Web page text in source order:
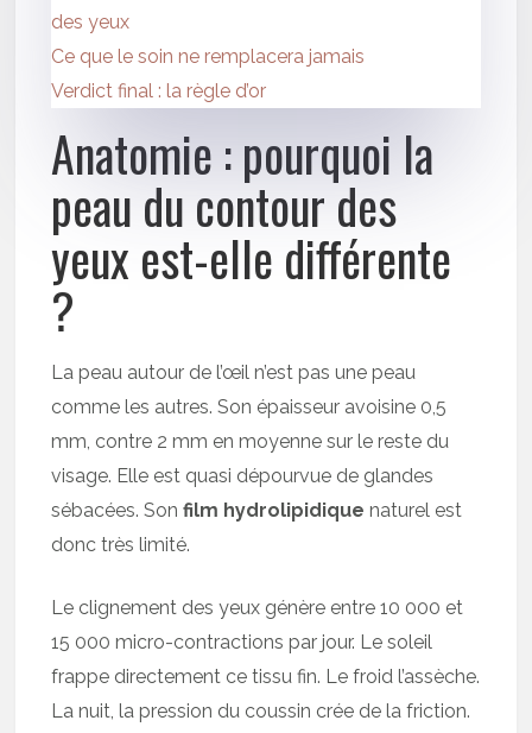
des yeux
Ce que le soin ne remplacera jamais
Verdict final : la règle d’or
Anatomie : pourquoi la
peau du contour des
yeux est-elle différente
?
La peau autour de l’œil n’est pas une peau
comme les autres. Son épaisseur avoisine 0,5
mm, contre 2 mm en moyenne sur le reste du
visage. Elle est quasi dépourvue de glandes
sébacées. Sonfilm hydrolipidique naturel est
donc très limité.
Le clignement des yeux génère entre 10 000 et
15 000 micro-contractions par jour. Le soleil
frappe directement ce tissu fin. Le froid l’assèche.
La nuit, la pression du coussin crée de la friction.